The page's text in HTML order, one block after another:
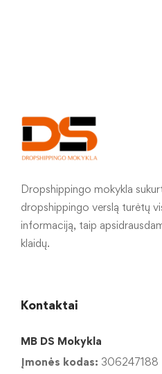
Dropshippingo mokykla
dropshippingo verslą turėtų
informaciją, taip
klaidų.
Kontaktai
MB DS Mokykla
Įmonės kodas: 306247188